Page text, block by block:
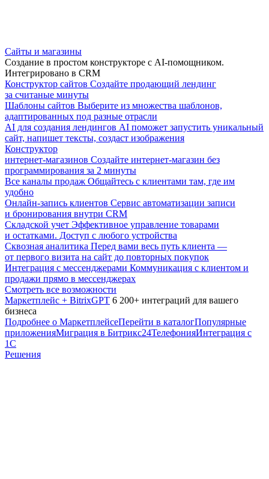
Сайты и магазины
Создание в простом конструкторе с AI-помощником.
Интегрировано в CRM
Конструктор сайтов Создайте продающий лендинг
за считаные минуты
Шаблоны сайтов Выберите из множества шаблонов,
адаптированных под разные отрасли
AI для создания лендингов AI поможет запустить уникальный
сайт, напишет тексты, создаст изображения
Конструктор
интернет-магазинов Создайте интернет-магазин без
программирования за 2 минуты
Все каналы продаж Общайтесь с клиентами там, где им
удобно
Онлайн-запись клиентов Сервис автоматизации записи
и бронирования внутри CRM
Складской учет Эффективное управление товарами
и остатками. Доступ с любого устройства
Сквозная аналитика Перед вами весь путь клиента —
от первого визита на сайт до повторных покупок
Интеграция с мессенджерами Коммуникация с клиентом и
продажи прямо в мессенджерах
Смотреть все возможности
Маркетплейс + BitrixGPT 6 200+ интеграций для вашего
бизнеса
Подробнее о МаркетплейсеПерейти в каталогПопулярные
приложенияМиграция в Битрикс24ТелефонияИнтеграция с
1С
Решения